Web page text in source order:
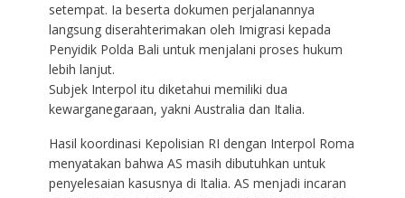
setempat. Ia beserta dokumen perjalanannya
langsung diserahterimakan oleh Imigrasi kepada
Penyidik Polda Bali untuk menjalani proses hukum
lebih lanjut.
Subjek Interpol itu diketahui memiliki dua
kewarganegaraan, yakni Australia dan Italia.
Hasil koordinasi Kepolisian RI dengan Interpol Roma
menyatakan bahwa AS masih dibutuhkan untuk
penyelesaian kasusnya di Italia. AS menjadi incaran